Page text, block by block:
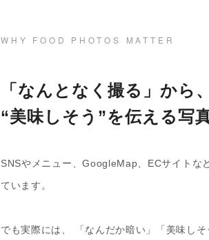
WHY FOOD PHOTOS MATTER
「なんとなく撮る」から、
“美味しそう”を伝える写真
SNSやメニュー、GoogleMap、ECサイトな
ています。
でも実際には、 「なんだか暗い」「美味し